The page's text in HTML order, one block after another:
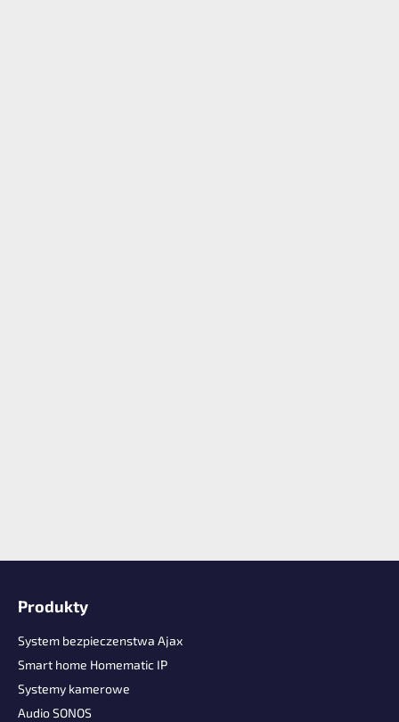
Produkty
System bezpieczenstwa Ajax
Smart home Homematic IP
Systemy kamerowe
Audio SONOS